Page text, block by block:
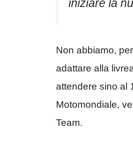
iniziare la
Non abbiamo,
adattare alla
attendere sino al
Motomondiale,
Team.